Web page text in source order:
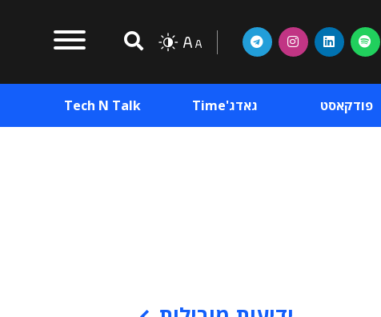
פודקאסט גאדג'Time Tech N Talk